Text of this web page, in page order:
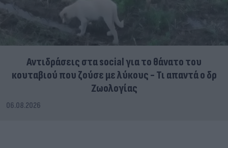
Αντιδράσεις στα social για το θάνατο του
κουταβιού που ζούσε με λύκους - Τι απαντά ο δρ
Ζωολογίας
06.08.2026